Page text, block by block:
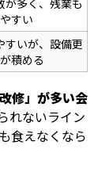
が多く、残業も
すい
すいが、設備更
積める
修」が多い会
れないライン
食えなくなら